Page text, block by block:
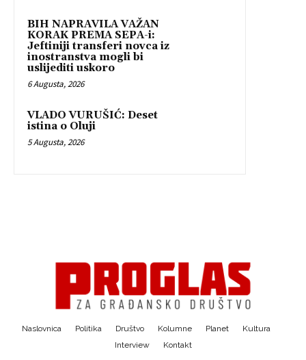
BIH NAPRAVILA VAŽAN
KORAK PREMA SEPA-i:
Jeftiniji transferi novca iz
inostranstva mogli bi
uslijediti uskoro
6 Augusta, 2026
VLADO VURUŠIĆ: Deset
istina o Oluji
5 Augusta, 2026
Naslovnica Politika Društvo Kolumne Planet
Kultura
Interview
Kontakt